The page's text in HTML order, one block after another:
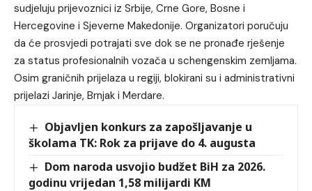
sudjeluju prijevoznici iz Srbije, Crne Gore, Bosne i
Hercegovine i Sjeverne Makedonije. Organizatori poručuju
da će prosvjedi potrajati sve dok se ne pronađe rješenje
za status profesionalnih vozača u schengenskim zemljama.
Osim graničnih prijelaza u regiji, blokirani su i administrativni
prijelazi Jarinje, Brnjak i Merdare.
Objavljen konkurs za zapošljavanje u
školama TK: Rok za prijave do 4. augusta
Dom naroda usvojio budžet BiH za 2026.
godinu vrijedan 1,58 milijardi KM